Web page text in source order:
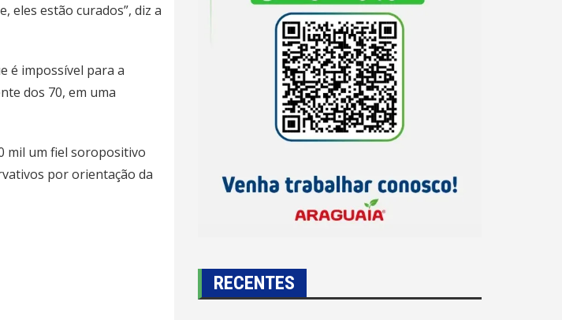
eles estão curados”, diz a
é impossível para a
dos 70, em uma
mil um fiel soropositivo
por orientação da
RECENTES